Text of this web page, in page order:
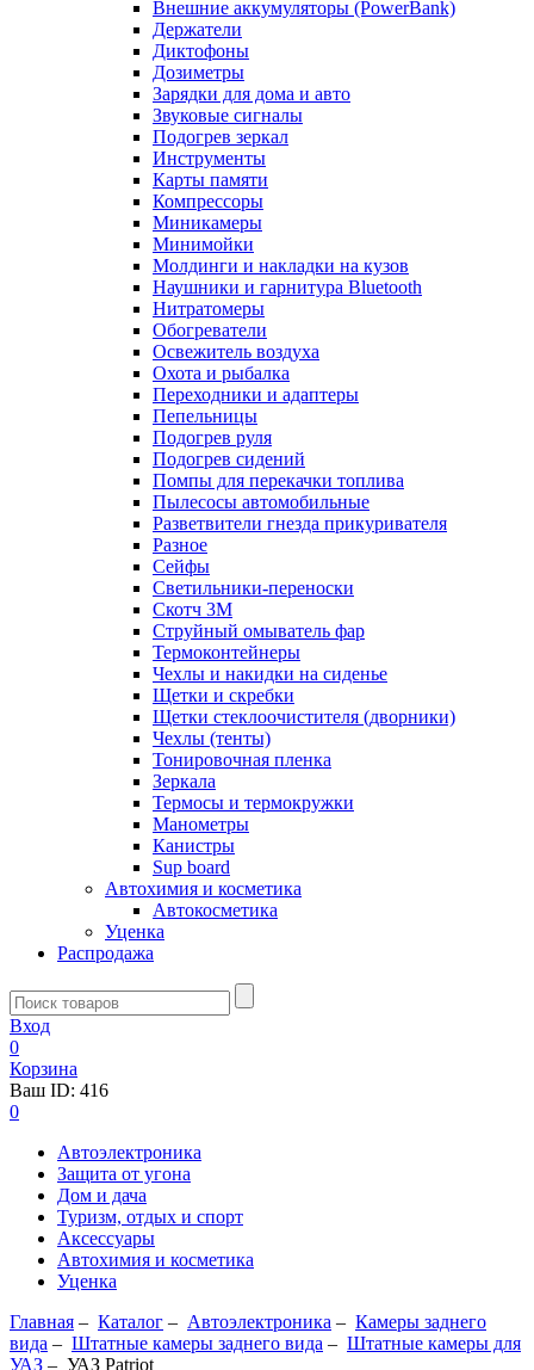
Внешние аккумуляторы (PowerBank)
Держатели
Диктофоны
Дозиметры
Зарядки для дома и авто
Звуковые сигналы
Подогрев зеркал
Инструменты
Карты памяти
Компрессоры
Миникамеры
Минимойки
Молдинги и накладки на кузов
Наушники и гарнитура Bluetooth
Нитратомеры
Обогреватели
Освежитель воздуха
Охота и рыбалка
Переходники и адаптеры
Пепельницы
Подогрев руля
Подогрев сидений
Помпы для перекачки топлива
Пылесосы автомобильные
Разветвители гнезда прикуривателя
Разное
Сейфы
Светильники-переноски
Скотч 3М
Струйный омыватель фар
Термоконтейнеры
Чехлы и накидки на сиденье
Щетки и скребки
Щетки стеклоочистителя (дворники)
Чехлы (тенты)
Тонировочная пленка
Зеркалa
Термосы и термокружки
Манометры
Канистры
Sup board
Автохимия и косметика
Автокосметика
Уценка
Распродажа
Вход
0
Корзина
Ваш ID: 416
0
Автоэлектроника
Защита от угона
Дом и дача
Туризм, отдых и спорт
Аксессуары
Автохимия и косметика
Уценка
Главная – Каталог – Автоэлектроника – Камеры заднего
вида – Штатные камеры заднего вида – Штатные камеры для
УАЗ – УАЗ Patriot